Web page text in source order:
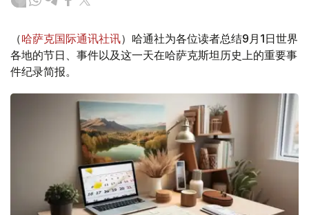
（哈萨克国际通讯社讯）哈通社为各位读者总结9月1日世界
各地的节日、事件以及这一天在哈萨克斯坦历史上的重要事
件纪录简报。